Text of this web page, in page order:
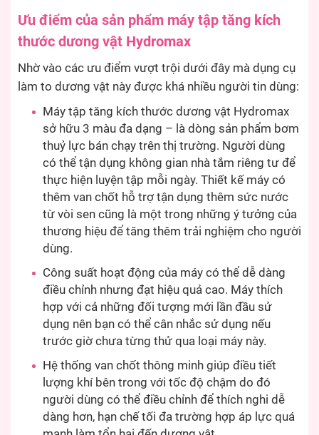
Ưu điểm của sản phẩm máy tập tăng kích
thước dương vật Hydromax
Nhờ vào các ưu điểm vượt trội dưới đây mà dụng cụ
làm to dương vật này được khá nhiều người tin dùng:
Máy tập tăng kích thước dương vật Hydromax
sở hữu 3 màu đa dạng – là dòng sản phẩm bơm
thuỷ lực bán chạy trên thị trường. Người dùng
có thể tận dụng không gian nhà tắm riêng tư để
thực hiện luyện tập mỗi ngày. Thiết kế máy có
thêm van chốt hỗ trợ tận dụng thêm sức nước
từ vòi sen cũng là một trong những ý tưởng của
thương hiệu để tăng thêm trải nghiệm cho người
dùng.
Công suất hoạt động của máy có thể dễ dàng
điều chỉnh nhưng đạt hiệu quả cao. Máy thích
hợp với cả những đối tượng mới lần đầu sử
dụng nên bạn có thể cân nhắc sử dụng nếu
trước giờ chưa từng thử qua loại máy này.
Hệ thống van chốt thông minh giúp điều tiết
lượng khí bên trong với tốc độ chậm do đó
người dùng có thể điều chỉnh để thích nghi dễ
dàng hơn, hạn chế tối đa trường hợp áp lực quá